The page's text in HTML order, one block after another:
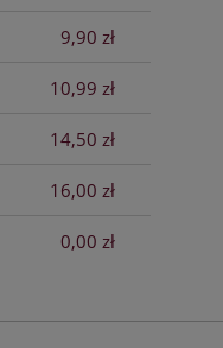
9,90 zł
10,99 zł
14,50 zł
16,00 zł
0,00 zł